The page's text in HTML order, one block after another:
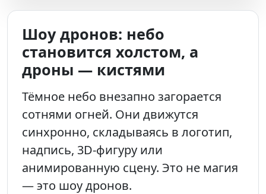
Шоу дронов: небо
становится холстом, а
дроны — кистями
Тёмное небо внезапно загорается
сотнями огней. Они движутся
синхронно, складываясь в логотип,
надпись, 3D-фигуру или
анимированную сцену. Это не магия
— это шоу дронов.